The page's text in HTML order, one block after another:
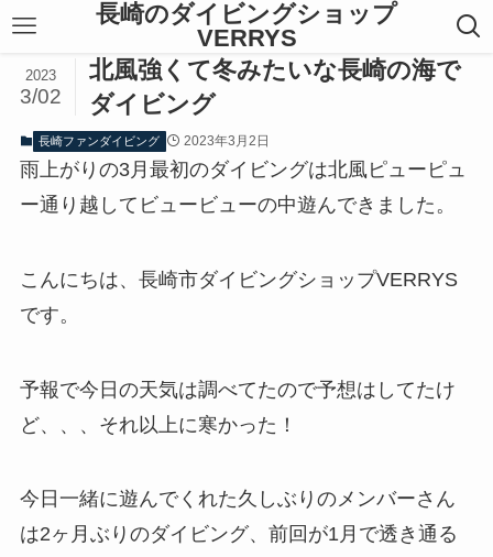
長崎のダイビングショップ
VERRYS
北風強くて冬みたいな長崎の海で
ダイビング
2023
3/02
長崎ファンダイビング 2023年3月2日
雨上がりの3月最初のダイビングは北風ピューピュ
ー通り越してビュービューの中遊んできました。
こんにちは、長崎市ダイビングショップVERRYS
です。
予報で今日の天気は調べてたので予想はしてたけ
ど、、、それ以上に寒かった！
今日一緒に遊んでくれた久しぶりのメンバーさん
は2ヶ月ぶりのダイビング、前回が1月で透き通る